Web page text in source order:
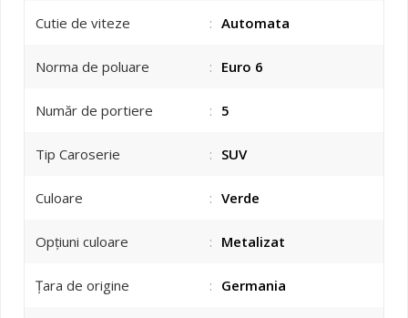
Cutie de viteze : Automata
Norma de poluare : Euro 6
Număr de portiere : 5
Tip Caroserie : SUV
Culoare : Verde
Opțiuni culoare : Metalizat
Țara de origine : Germania